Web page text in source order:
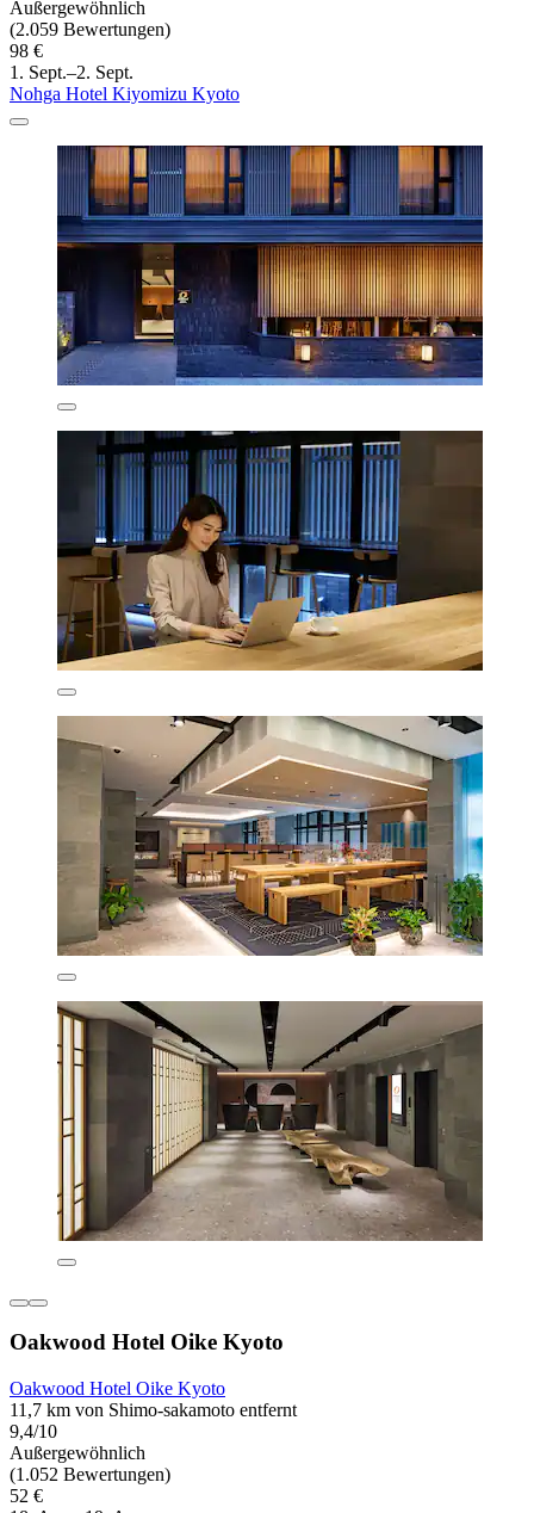
Außergewöhnlich
(2.059 Bewertungen)
98 €
1. Sept.–2. Sept.
Nohga Hotel Kiyomizu Kyoto
Oakwood Hotel Oike Kyoto
Oakwood Hotel Oike Kyoto
11,7 km von Shimo-sakamoto entfernt
9,4/10
Außergewöhnlich
(1.052 Bewertungen)
52 €